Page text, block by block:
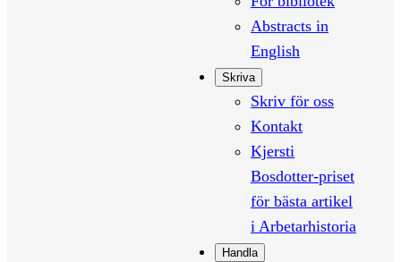
Abstracts in
English
Skriva
Skriv för oss
Kontakt
Kjersti
Bosdotter-priset
för bästa artikel
i Arbetarhistoria
Handla